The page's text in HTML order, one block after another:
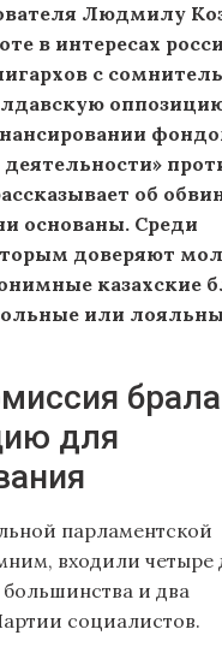
Людмилу
в интересах
с
»
об
основаны. Среди
доверяют
казахские
или
брала
для
парламентской
входили четыре
и два
социалистов.